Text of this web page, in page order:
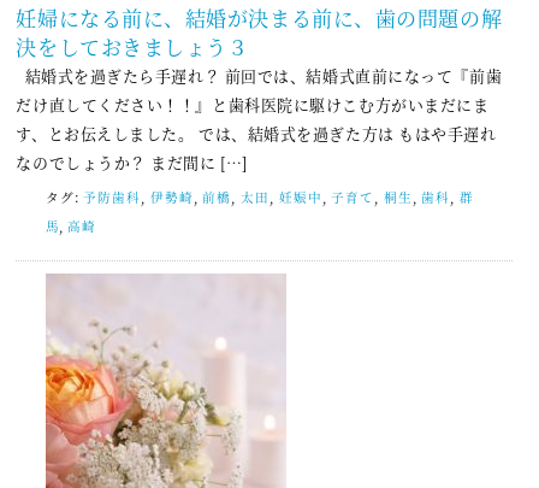
妊婦になる前に、結婚が決まる前に、歯の問題の解
決をしておきましょう３
結婚式を過ぎたら手遅れ？ 前回では、結婚式直前になって『前歯
だけ直してください！！』と歯科医院に駆けこむ方がいまだにま
す、とお伝えしました。 では、結婚式を過ぎた方は もはや手遅れ
なのでしょうか？ まだ間に […]
タグ:予防歯科 伊勢崎 ,前橋 ,太田 妊娠中 ,子育て 桐生 ,歯科
群
馬 ,高崎